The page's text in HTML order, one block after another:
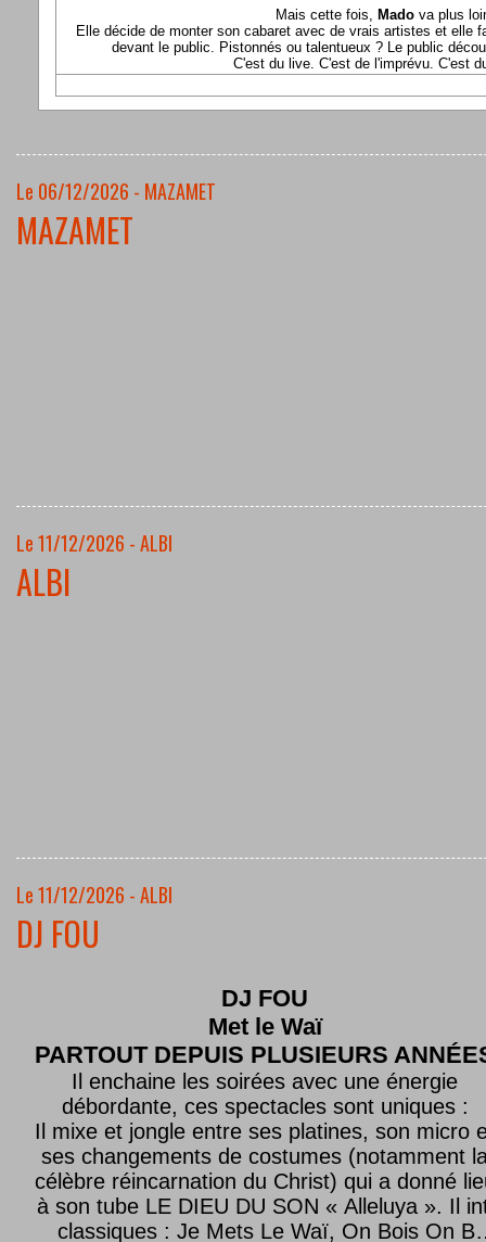
Mais cette fois, Mado va plus
Elle décide de monter son cabaret avec de vrais artistes et elle
devant le public. Pistonnés ou talentueux ? Le public
C'est du live. C'est de l'imprévu. C'est
Le 06/12/2026 - MAZAMET
MAZAMET
Le 11/12/2026 - ALBI
ALBI
Le 11/12/2026 - ALBI
DJ FOU
DJ FOU
Met le Waï
PARTOUT DEPUIS PLUSIEURS
Il enchaine les soirées avec une énergie
débordante, ces spectacles sont uniques :
Il mixe et jongle entre ses platines, son micro
ses changements de costumes (notamment
célèbre réincarnation du Christ) qui a donné
à son tube LE DIEU DU SON « Alleluya ». Il
classiques : Je Mets Le Waï, On Bois On